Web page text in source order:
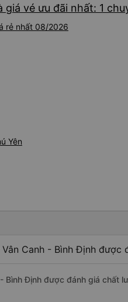
vé ưu đãi nhất: 1
rẻ nhất 08/2026
Yên
Canh - Bình Định được
Bình Định được đánh giá chất